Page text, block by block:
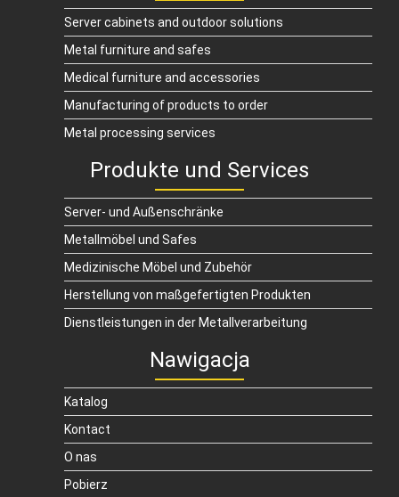
Server cabinets and outdoor solutions
Metal furniture and safes
Medical furniture and accessories
Manufacturing of products to order
Metal processing services
Produkte und Services
Server- und Außenschränke
Metallmöbel und Safes
Medizinische Möbel und Zubehör
Herstellung von maßgefertigten Produkten
Dienstleistungen in der Metallverarbeitung
Nawigacja
Katalog
Kontact
O nas
Pobierz